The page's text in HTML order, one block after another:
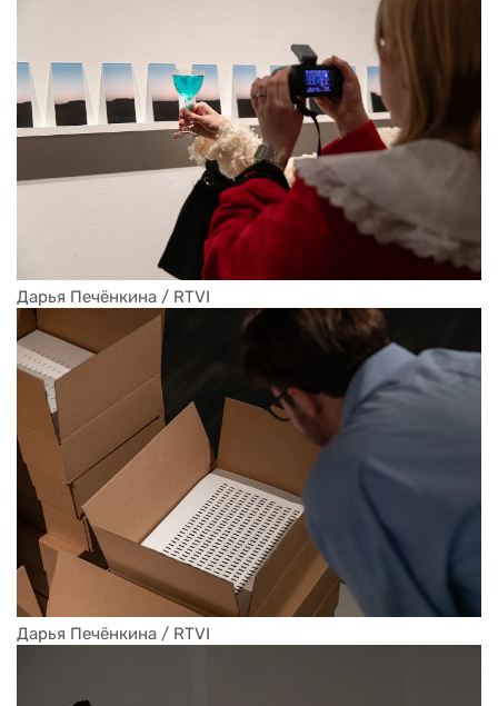
Дарья Печёнкина / RTVI
Дарья Печёнкина / RTVI